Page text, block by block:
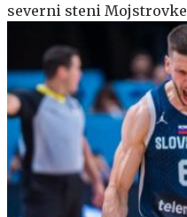
severni steni Mojstrovke